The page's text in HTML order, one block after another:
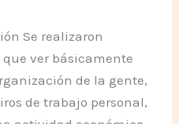
Se realizaron
ver básicamente
de la gente,
de trabajo personal,